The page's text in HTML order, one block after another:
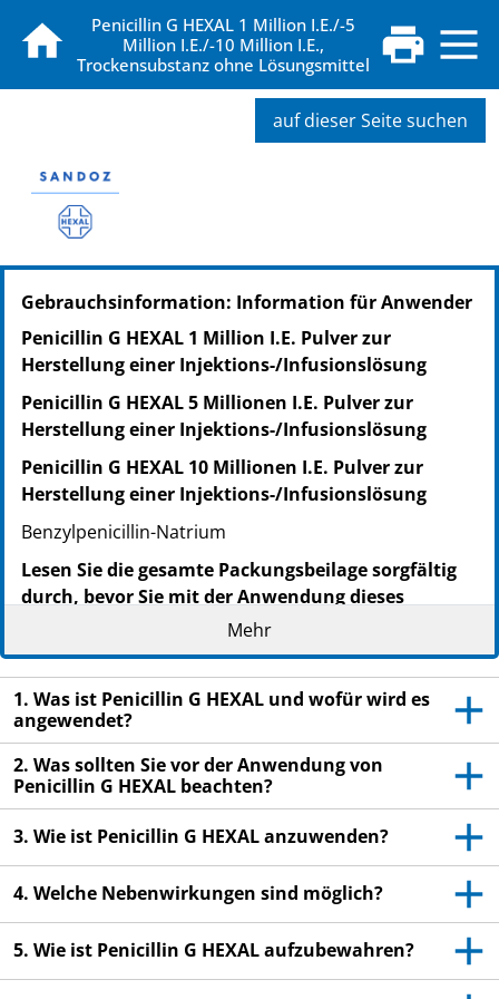
Penicillin G HEXAL 1 Million I.E./-5
Million I.E./-10 Million I.E.,
Trockensubstanz ohne Lösungsmittel
auf dieser Seite suchen
PZN: 16849789
PPN: 111684978957
NTIN: 04150168497894
Gebrauchsinformation: Information für Anwender
Penicillin G HEXAL 1 Million I.E. Pulver zur
Herstellung einer Injektions-/Infusionslösung
Penicillin G HEXAL 5 Millionen I.E. Pulver zur
Herstellung einer Injektions-/Infusionslösung
Penicillin G HEXAL 10 Millionen I.E. Pulver zur
Herstellung einer Injektions-/Infusionslösung
Benzylpenicillin-Natrium
Lesen Sie die gesamte Packungsbeilage sorgfältig
durch, bevor Sie mit der Anwendung dieses
Arzneimittels beginnen, denn sie enthält wichtige
Informationen.
Heben Sie die Packungsbeilage auf. Vielleicht
möchten Sie diese später nochmals lesen.
Wenn Sie weitere Fragen haben, wenden Sie sich
an Ihren Arzt, Apotheker oder das medizinische
Fachpersonal.
Dieses Arzneimittel wurde Ihnen persönlich
verschrieben. Geben Sie es nicht an Dritte weiter.
Es kann anderen Menschen schaden, auch wenn
diese die gleichen Beschwerden haben wie Sie.
Wenn Sie Nebenwirkungen bemerken, wenden Sie
sich an Ihren Arzt, Apotheker oder das
Mehr
1. Was ist Penicillin G HEXAL und wofür wird es
angewendet?
2. Was sollten Sie vor der Anwendung von
Penicillin G HEXAL beachten?
3. Wie ist Penicillin G HEXAL anzuwenden?
4. Welche Nebenwirkungen sind möglich?
5. Wie ist Penicillin G HEXAL aufzubewahren?